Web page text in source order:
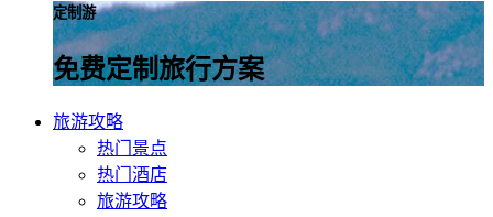
定制游
免费定制旅行方案
旅游攻略
热门景点
热门酒店
旅游攻略